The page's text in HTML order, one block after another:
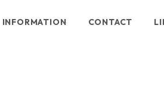
INFORMATION CONTACT